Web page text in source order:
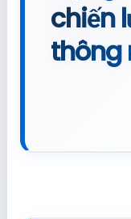
chiến
thông